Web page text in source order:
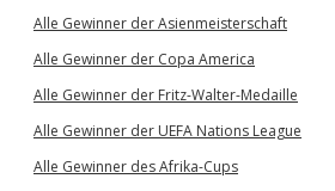
Alle Gewinner der Asienmeisterschaft
Alle Gewinner der Copa America
Alle Gewinner der Fritz-Walter-Medaille
Alle Gewinner der UEFA Nations League
Alle Gewinner des Afrika-Cups